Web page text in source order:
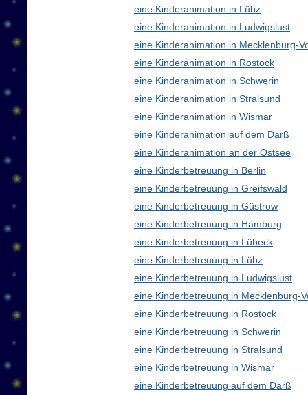
eine Kinderanimation in Lübz
eine Kinderanimation in Ludwigslust
eine Kinderanimation in Mecklenburg-
eine Kinderanimation in Rostock
eine Kinderanimation in Schwerin
eine Kinderanimation in Stralsund
eine Kinderanimation in Wismar
eine Kinderanimation auf dem Darß
eine Kinderanimation an der Ostsee
eine Kinderbetreuung in Berlin
eine Kinderbetreuung in Greifswald
eine Kinderbetreuung in Güstrow
eine Kinderbetreuung in Hamburg
eine Kinderbetreuung in Lübeck
eine Kinderbetreuung in Lübz
eine Kinderbetreuung in Ludwigslust
eine Kinderbetreuung in Mecklenburg-
eine Kinderbetreuung in Rostock
eine Kinderbetreuung in Schwerin
eine Kinderbetreuung in Stralsund
eine Kinderbetreuung in Wismar
eine Kinderbetreuung auf dem Darß